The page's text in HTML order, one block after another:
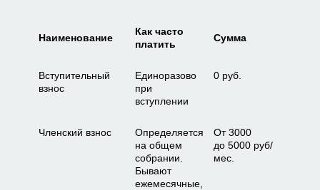
Наименование
Как часто
платить
Сумма
Вступительный
взнос
Единоразово
при
вступлении
0 руб.
Членский взнос
Определяется
на общем
собрании.
Бывают
ежемесячные,
От 3000
до 5000 руб/
мес.